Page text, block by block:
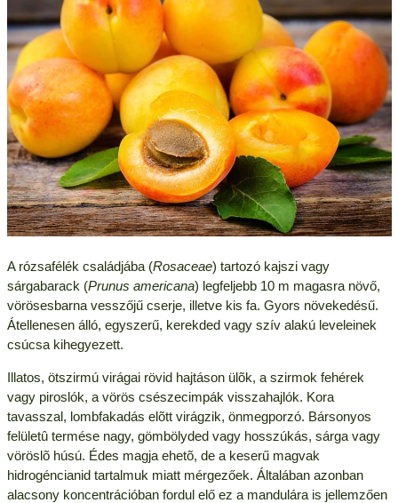
A rózsafélék családjába (Rosaceae) tartozó kajszi vagy
sárgabarack (Prunus americana) legfeljebb 10 m magasra növő,
vörösesbarna vesszőjű cserje, illetve kis fa. Gyors növekedésű.
Átellenesen álló, egyszerű, kerekded vagy szív alakú leveleinek
csúcsa kihegyezett.
Illatos, ötszirmú virágai rövid hajtáson ülõk, a szirmok fehérek
vagy piroslók, a vörös csészecimpák visszahajlók. Kora
tavasszal, lombfakadás elõtt virágzik, önmegporzó. Bársonyos
felületû termése nagy, gömbölyded vagy hosszúkás, sárga vagy
vöröslõ húsú. Édes magja ehetõ, de a keserű magvak
hidrogéncianid tartalmuk miatt mérgezőek. Általában azonban
alacsony koncentrációban fordul elő ez a mandulára is jellemzően